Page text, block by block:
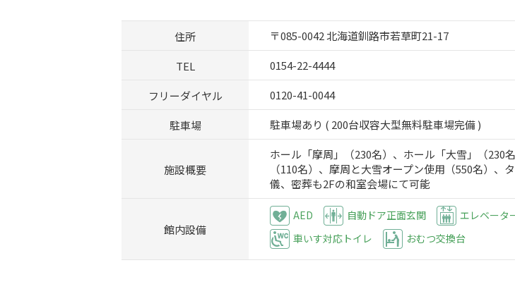
住所
〒085-0042 北海道釧路市若草町21-17
TEL
0154-22-4444
フリーダイヤル
0120-41-0044
駐車場
駐車場あり ( 200台収容大型無料駐車場完備 )
施設概要
ホール「摩周」（230名）、ホール「大雪」（230
（110名）、摩周と大雪オープン使用（550名
儀、密葬も2Fの和室会場にて可能
館内設備
AED 自動ドア正面玄関 エレベータ
車いす対応トイレ
おむつ交換台